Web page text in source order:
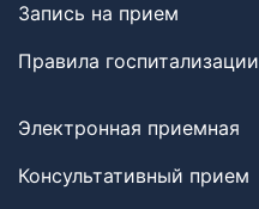
Запись на прием
Правила госпитализации
Электронная приемная
Консультативный прием